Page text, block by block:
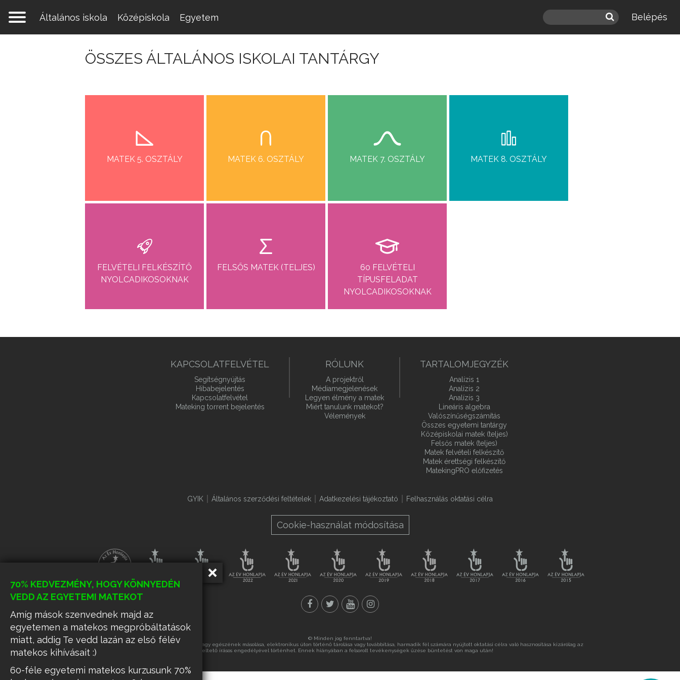
70% KEDVEZMÉNY, HOGY KÖNNYEDÉN
VEDD AZ EGYETEMI MATEKOT
Amíg mások szenvednek majd az
egyetemen a matekos megpróbáltatások
miatt, addig Te vedd lazán az első félév
matekos kihívásait :)
60-féle egyetemi matekos kurzusunk 70%
Általános iskola
Középiskola Egyetem Belépés
ÖSSZES ÁLTALÁNOS ISKOLAI TANTÁRGY
MATEK 5. OSZTÁLY MATEK 6. OSZTÁLY MATEK 7. OSZTÁLY MATEK 8. OSZTÁLY
FELVÉTELI FELKÉSZÍTŐ
NYOLCADIKOSOKNAK
FELSŐS MATEK (TELJES)
60 FELVÉTELI
TÍPUSFELADAT
NYOLCADIKOSOKNAK
KAPCSOLATFELVÉTEL
Segítségnyújtás
Hibabejelentés
Kapcsolatfelvétel
Mateking torrent bejelentés
RÓLUNK
A projektről
Médiamegjelenések
Legyen élmény a matek
Miért tanulunk matekot?
Vélemények
TARTALOMJEGYZÉK
Analízis 1
Analízis 2
Analízis 3
Lineáris algebra
Valószínűségszámítás
Összes egyetemi tantárgy
Középiskolai matek (teljes)
Felsős matek (teljes)
Matek felvételi felkészítő
Matek érettségi felkészítő
MatekingPRO előfizetés
GYIK Általános szerződési feltételek Adatkezelési tájékoztató Felhasználás oktatási célra
Cookie-használat módosítása
© Minden jog fenntartva!
Az oldalon található tartalmak részének vagy egészének másolása, elektronikus úton történő tárolása vagy továbbítása, harmadik fél számára nyújtott oktatási célra való hasznosítása kizárólag az
üzemeltető írásos engedélyével történhet. Ennek hiányában a felsorolt tevékenységek űzése büntetést von maga után!